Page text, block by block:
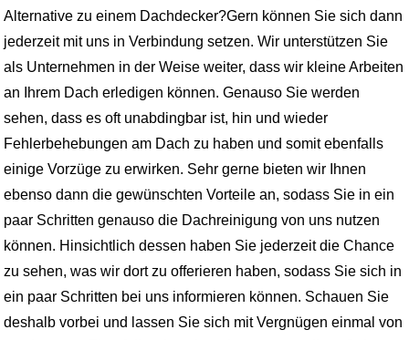
Alternative zu einem Dachdecker?Gern können Sie sich dann
jederzeit mit uns in Verbindung setzen. Wir unterstützen Sie
als Unternehmen in der Weise weiter, dass wir kleine Arbeiten
an Ihrem Dach erledigen können. Genauso Sie werden
sehen, dass es oft unabdingbar ist, hin und wieder
Fehlerbehebungen am Dach zu haben und somit ebenfalls
einige Vorzüge zu erwirken. Sehr gerne bieten wir Ihnen
ebenso dann die gewünschten Vorteile an, sodass Sie in ein
paar Schritten genauso die Dachreinigung von uns nutzen
können. Hinsichtlich dessen haben Sie jederzeit die Chance
zu sehen, was wir dort zu offerieren haben, sodass Sie sich in
ein paar Schritten bei uns informieren können. Schauen Sie
deshalb vorbei und lassen Sie sich mit Vergnügen einmal von